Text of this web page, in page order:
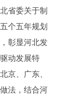
省委关于制
个五年规划
彰显河北发
动发展特
京、广东、
法，结合河